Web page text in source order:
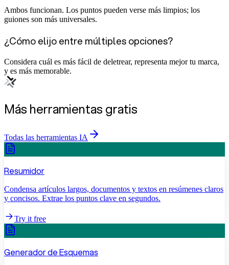
Ambos funcionan. Los puntos pueden verse más limpios; los
guiones son más universales.
¿Cómo elijo entre múltiples opciones?
Considera cuál es más fácil de deletrear, representa mejor tu marca,
y es más memorable.
Más herramientas gratis
Todas las herramientas IA
Resumidor
Condensa artículos largos, documentos y textos en resúmenes claros
y concisos. Extrae los puntos clave en segundos.
Try it free
Generador de Esquemas